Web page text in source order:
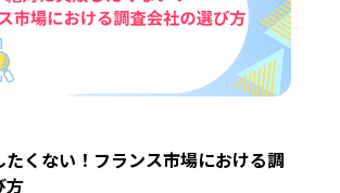
くない！フランス市場における調
方